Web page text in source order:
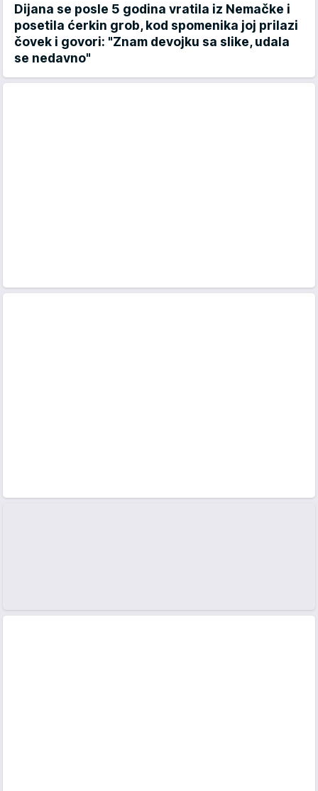
Dijana se posle 5 godina vratila iz Nemačke i
posetila ćerkin grob, kod spomenika joj prilazi
čovek i govori: "Znam devojku sa slike, udala
se nedavno"